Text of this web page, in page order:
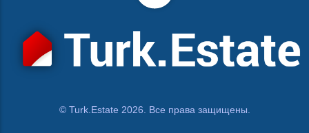
© Turk.Estate 2026. Все права защищены.